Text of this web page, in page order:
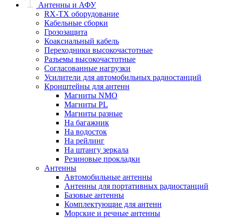
Антенны и АФУ
RX-TX оборудование
Кабельные сборки
Грозозащита
Коаксиальный кабель
Переходники высокочастотные
Разъемы высокочастотные
Согласованные нагрузки
Усилители для автомобильных радиостанций
Кронштейны для антенн
Магниты NMO
Магниты PL
Магниты разные
На багажник
На водосток
На рейлинг
На штангу зеркала
Резиновые прокладки
Антенны
Автомобильные антенны
Антенны для портативных радиостанций
Базовые антенны
Комплектующие для антенн
Морские и речные антенны